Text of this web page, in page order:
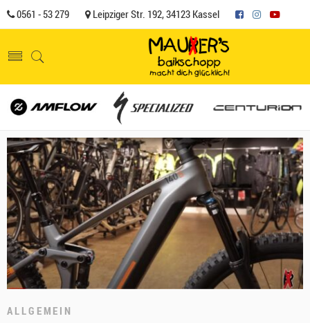
0561 - 53 279 Leipziger Str. 192, 34123 Kassel
ALLGEMEIN